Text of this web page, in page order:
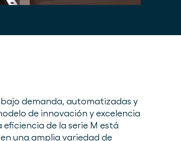
demanda, automatizadas y
de innovación y excelencia
de la serie M está
una amplia variedad de